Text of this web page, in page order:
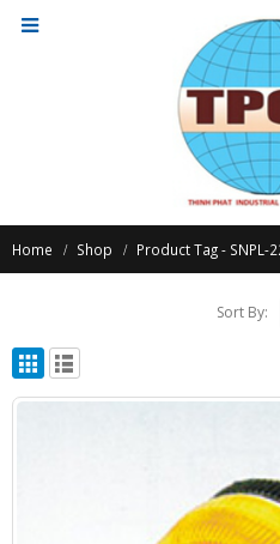
Home Shop Product Tag - SNPL-
Sort By: